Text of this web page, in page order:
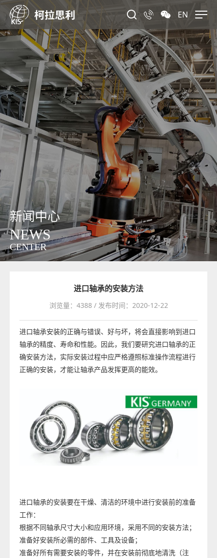
EN
新闻中心
NEWS
CENTER
进口轴承的安装方法
浏览量：4388 / 发布时间：2020-12-22
进口轴承安装的正确与错误、好与坏，将会直接影响到进口
轴承的精度、寿命和性能。因此，我们要研究进口轴承的正
确安装方法，实际安装过程中应严格遵照标准操作流程进行
正确的安装，才能让轴承产品发挥更高的能效。
进口轴承的安装要在干燥、清洁的环境中进行安装前的准备
工作：
根据不同轴承尺寸大小和应用环境，采用不同的安装方法；
准备好安装所必需的部件、工具及设备；
准备好所有需要安装的零件，并在安装前彻底地清洗（注